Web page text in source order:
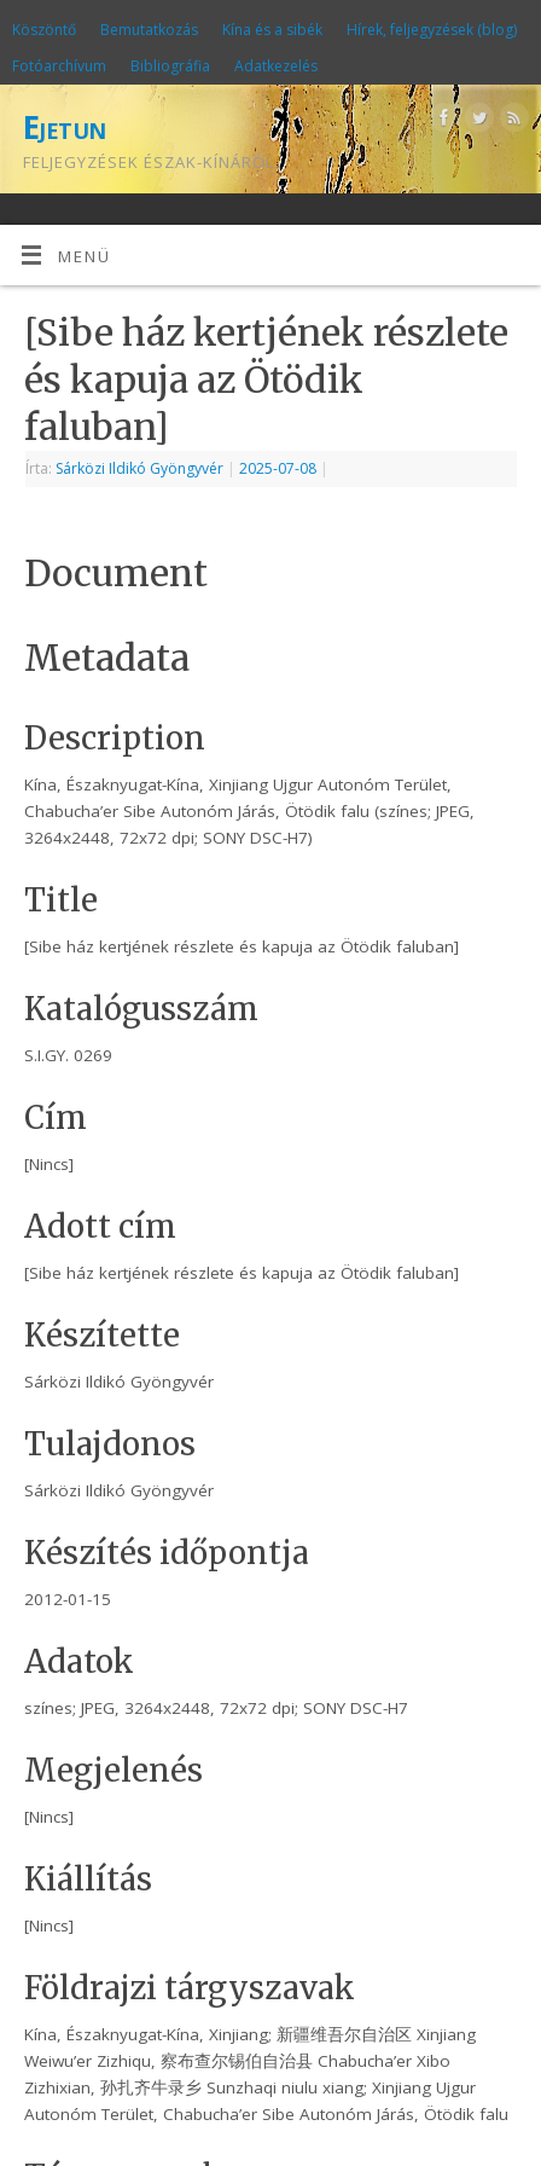
Köszöntő Bemutatkozás Kína és a sibék
Hírek, feljegyzések (blog)
Fotóarchívum
Bibliográfia Adatkezelés
Ejetun
FELJEGYZÉSEK ÉSZAK-KÍNÁRÓL
MENÜ
[Sibe ház kertjének részlete
és kapuja az Ötödik
faluban]
Írta: Sárközi Ildikó Gyöngyvér | 2025-07-08 |
Document
Metadata
Description
Kína, Északnyugat-Kína, Xinjiang Ujgur Autonóm Terület,
Chabucha’er Sibe Autonóm Járás, Ötödik falu (színes; JPEG,
3264x2448, 72x72 dpi; SONY DSC-H7)
Title
[Sibe ház kertjének részlete és kapuja az Ötödik faluban]
Katalógusszám
S.I.GY. 0269
Cím
[Nincs]
Adott cím
[Sibe ház kertjének részlete és kapuja az Ötödik faluban]
Készítette
Sárközi Ildikó Gyöngyvér
Tulajdonos
Sárközi Ildikó Gyöngyvér
Készítés időpontja
2012-01-15
Adatok
színes; JPEG, 3264x2448, 72x72 dpi; SONY DSC-H7
Megjelenés
[Nincs]
Kiállítás
[Nincs]
Földrajzi tárgyszavak
Kína, Északnyugat-Kína, Xinjiang; 新疆维吾尔自治区 Xinjiang
Weiwu’er Zizhiqu, 察布查尔锡伯自治县 Chabucha’er Xibo
Zizhixian, 孙扎齐牛录乡 Sunzhaqi niulu xiang; Xinjiang Ujgur
Autonóm Terület, Chabucha’er Sibe Autonóm Járás, Ötödik falu